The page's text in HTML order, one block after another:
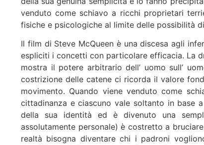
venduto come schiavo a ricchi proprietari
fisiche e psicologiche al limite delle possibilità
Il film di Steve McQueen è una discesa agli
espliciti i concetti con particolare efficacia. La
mostra il potere arbitrario dell’ uomo sull’
costrizione delle catene ci ricorda il valore
movimento. Quando viene venduto come
cittadinanza e ciascuno vale soltanto in base
della sua identità ed è divenuto una
assolutamente personale) è costretto a
realtà bisogna diventare chi i padroni